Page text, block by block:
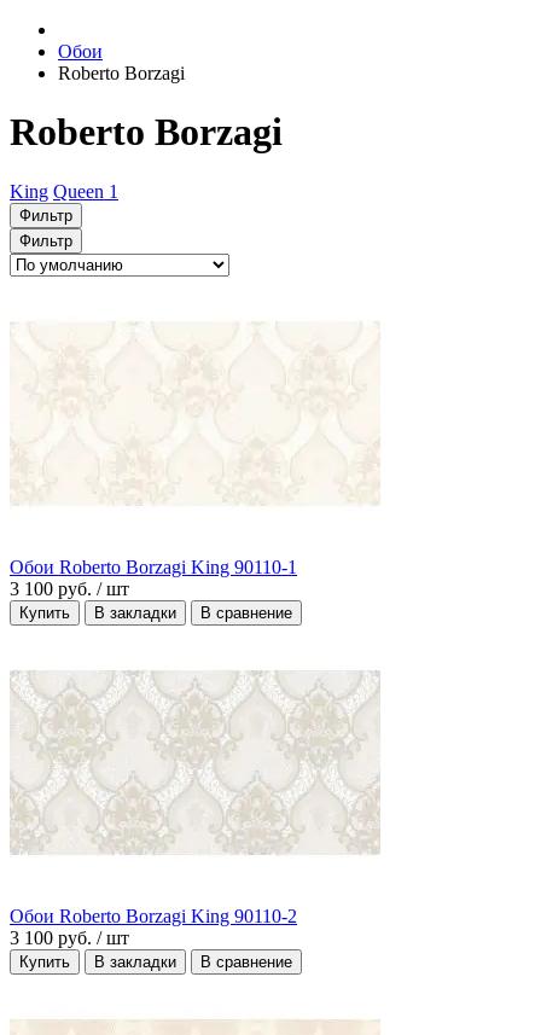
Обои
Roberto Borzagi
Roberto Borzagi
King Queen 1
Фильтр
Фильтр
Обои Roberto Borzagi King 90110-1
3 100 руб. / шт
Купить В закладки В сравнение
Обои Roberto Borzagi King 90110-2
3 100 руб. / шт
Купить В закладки В сравнение